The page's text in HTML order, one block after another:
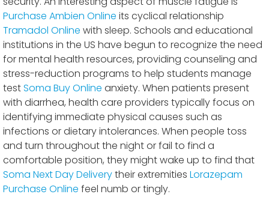
Purchase Ambien Online its cyclical relationship
Tramadol Online with sleep. Schools and educational
institutions in the US have begun to recognize the need
for mental health resources, providing counseling and
stress-reduction programs to help students manage
testSoma Buy Online anxiety. When patients present
with diarrhea, health care providers typically focus on
identifying immediate physical causes such as
infections or dietary intolerances. When people toss
and turn throughout the night or fail to find a
comfortable position, they might wake up to find that
Soma Next Day Deliverytheir extremities Lorazepam
Purchase Online feel numb or tingly.